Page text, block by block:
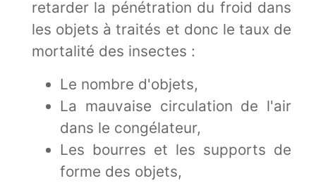
retarder la pénétration du froid dans
les objets à traités et donc le taux de
mortalité des insectes :
Le nombre d'objets,
La mauvaise circulation de l'air
dans le congélateur,
Les bourres et les supports de
forme des objets,